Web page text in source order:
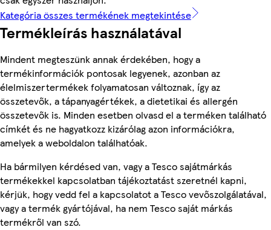
Kategória összes termékének megtekintése
Termékleírás használatával
Mindent megteszünk annak érdekében, hogy a
termékinformációk pontosak legyenek, azonban az
élelmiszertermékek folyamatosan változnak, így az
összetevők, a tápanyagértékek, a dietetikai és allergén
összetevők is. Minden esetben olvasd el a terméken található
címkét és ne hagyatkozz kizárólag azon információkra,
amelyek a weboldalon találhatóak.
Ha bármilyen kérdésed van, vagy a Tesco sajátmárkás
termékekkel kapcsolatban tájékoztatást szeretnél kapni,
kérjük, hogy vedd fel a kapcsolatot a Tesco vevőszolgálatával,
vagy a termék gyártójával, ha nem Tesco saját márkás
termékről van szó.